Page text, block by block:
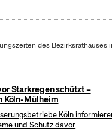
des Bezirksrathauses
Starkregen schützt –
Köln-Mülheim
Köln
und Schutz davor